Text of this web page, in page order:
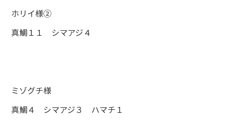
ホリイ様②
真鯛１１ シマアジ４
ミゾグチ様
真鯛４ シマアジ３ ハマチ１